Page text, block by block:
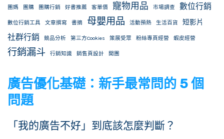
團媽 團購 團購行銷 好書推薦 客單價 寵物用品 市場調查 數位行銷
數位行銷工具 文章撰寫 書摘 母嬰用品 活動預熱 生活百貨 短影片
社群行銷 競品分析 第三方Cookies 策展受眾 粉絲專頁經營 蝦皮經營
行銷漏斗 行銷知識 銷售頁設計 開團
廣告優化基礎：新手最常問的 5 個
問題
「我的廣告不好」到底該怎麼判斷？